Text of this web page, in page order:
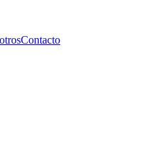
Contacto